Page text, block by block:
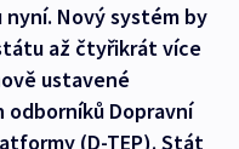
Nový systém by
až čtyřikrát více
ustavené
Dopravní
(D-TEP). Stát